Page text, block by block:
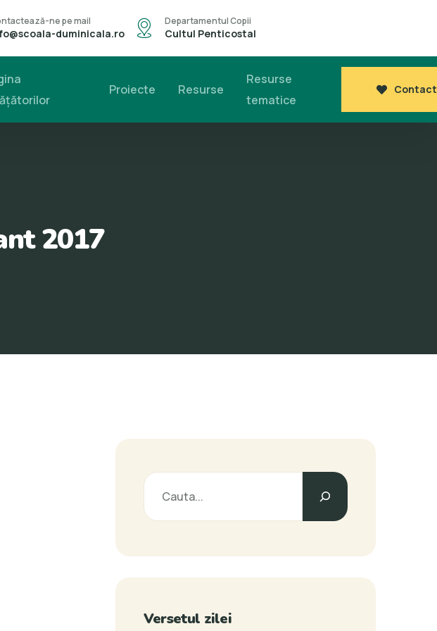
ne pe mail
duminicala.ro
Departamentul Copii
Cultul Penticostal
Proiecte Resurse
Resurse
tematice
Contact
2017
Versetul zilei